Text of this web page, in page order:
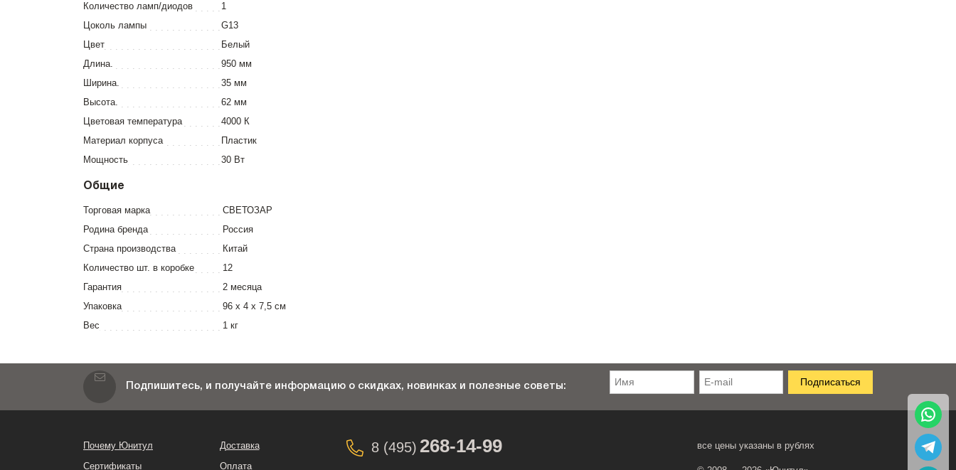
Количество ламп/диодов
1
Цоколь лампы
G13
Цвет
Белый
Длина.
950 мм
Ширина.
35 мм
Высота.
62 мм
Цветовая температура
4000 К
Материал корпуса
Пластик
Мощность
30 Вт
Общие
Торговая марка
СВЕТОЗАР
Родина бренда
Россия
Страна производства
Китай
Количество шт. в коробке
12
Гарантия
2 месяца
Упаковка
96 x 4 x 7,5 см
Вес
1 кг
Подпишитесь, и получайте информацию о скидках, новинках и полезные советы:
Почему Юнитул
Сертификаты
Доставка
Оплата
8 (495) 268-14-99 все цены указаны в рублях